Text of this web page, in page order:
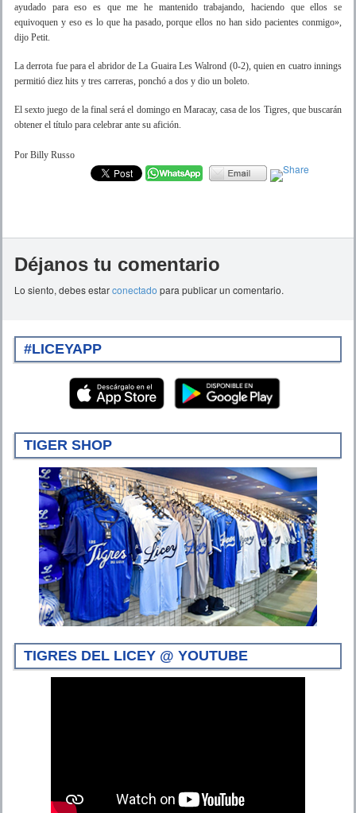
ayudado para eso es que me he mantenido trabajando, haciendo que ellos se
equivoquen y eso es lo que ha pasado, porque ellos no han sido pacientes conmigo»,
dijo Petit.
La derrota fue para el abridor de La Guaira Les Walrond (0-2), quien en cuatro innings
permitió diez hits y tres carreras, ponchó a dos y dio un boleto.
El sexto juego de la final será el domingo en Maracay, casa de los Tigres, que buscarán
obtener el título para celebrar ante su afición.
Por Billy Russo
Déjanos tu comentario
Lo siento, debes estarconectado para publicar un comentario.
#LICEYAPP
TIGER SHOP
TIGRES DEL LICEY @ YOUTUBE